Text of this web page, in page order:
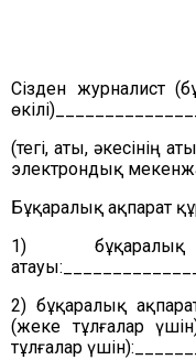
Сізден журналист
(тегі, аты, әкесінің
электрондық
Бұқаралық ақпарат
1)
2) бұқаралық
(жеке тұлғалар
тұлғалар